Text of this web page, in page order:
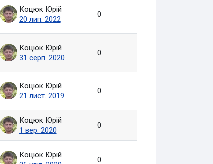
Коцюк Юрій
20 лип. 2022
0
Коцюк Юрій
31 серп. 2020
0
Коцюк Юрій
21 лист. 2019
0
Коцюк Юрій
1 вер. 2020
0
Коцюк Юрій
0